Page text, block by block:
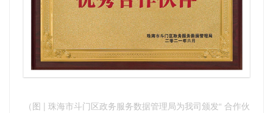
（图 | 珠海市斗门区政务服务数据管理局为我司颁发“ 合作伙